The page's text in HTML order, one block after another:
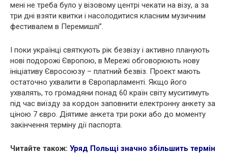
мені не треба було у візовому центрі чекати на візу, а за
три дні взяти квитки і насолодитися класним музичним
фестивалем в Перемишлі”.
І поки українці святкують рік безвізу і активно планують
нові подорожі Європою, в Мережі обговорюють нову
ініціативу Євросоюзу – платний безвіз. Проект мають
остаточно ухвалити в Європарламенті. Якщо його
ухвалять, то громадяни понад 60 країн світу муситимуть
під час виїзду за кордон заповнити електронну анкету за
ціною 7 євро. Діятиме анкета три роки або до моменту
закінчення терміну дії паспорта.
Читайте також: Уряд Польщі значно збільшить термін